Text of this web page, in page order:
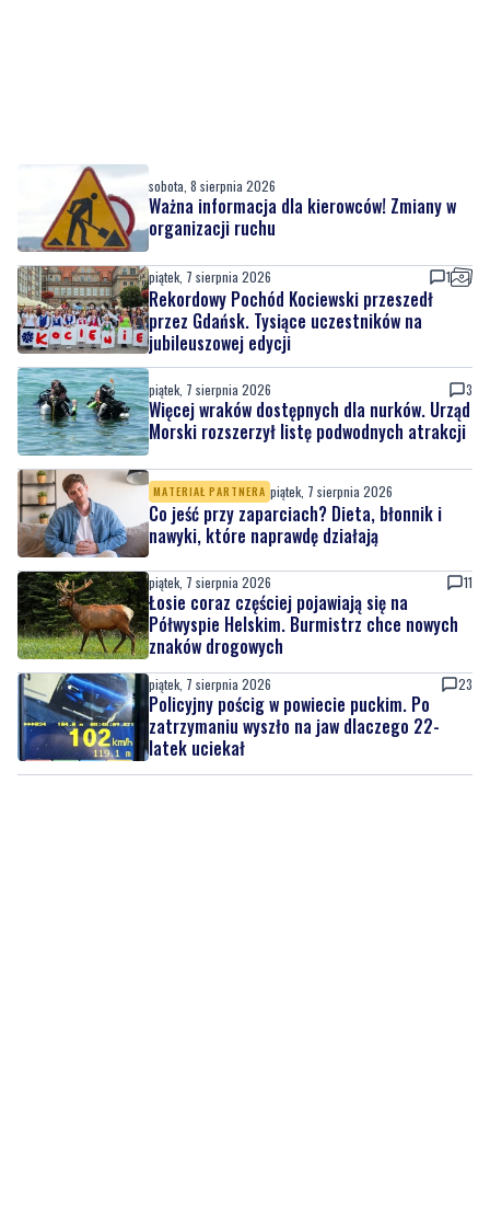
piątek, 7 sierpnia 2026
Rekordowy Pochód Kociewski przeszedł
przez Gdańsk. Tysiące uczestników na
jubileuszowej edycji
piątek, 7 sierpnia 2026
Więcej wraków dostępnych dla nurków. Urząd
Morski rozszerzył listę podwodnych atrakcji
MATERIAŁ PARTNERA piątek, 7 sierpnia 2026
Co jeść przy zaparciach? Dieta, błonnik i
piątek, 7 sierpnia 2026
Łosie coraz częściej pojawiają się na
Półwyspie Helskim. Burmistrz chce nowych
znaków drogowych
piątek, 7 sierpnia 2026
Policyjny pościg w powiecie puckim. Po
zatrzymaniu wyszło na jaw dlaczego 22-
latek uciekał